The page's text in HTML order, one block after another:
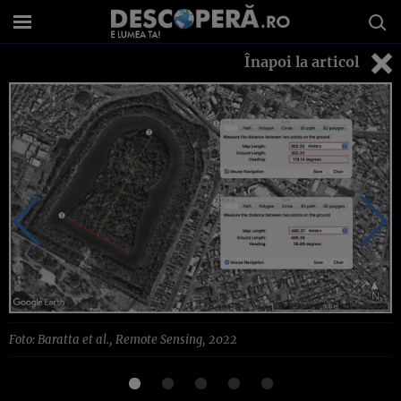
Înapoi la articol
Foto: Baratta et al., Remote Sensing, 2022